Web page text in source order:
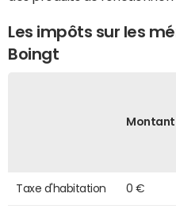
Les impôts sur les
Boingt
Montant
Taxe d'habitation 0 €